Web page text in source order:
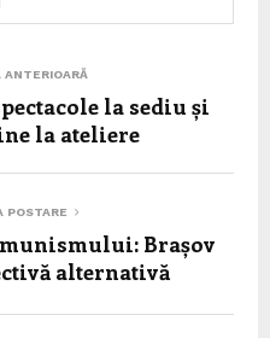
ANTERIOARĂ
la sediu și
la ateliere
POSTARE
Brașov
alternativă